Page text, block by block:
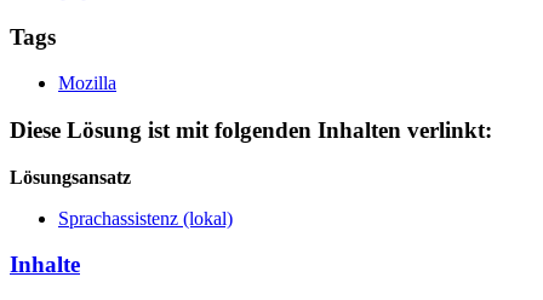
Tags
Mozilla
Diese Lösung ist mit folgenden Inhalten verlinkt:
Lösungsansatz
Sprachassistenz (lokal)
Inhalte